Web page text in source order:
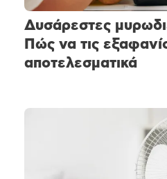
Δυσάρεστες
Πώς να τις
αποτελεσματικά